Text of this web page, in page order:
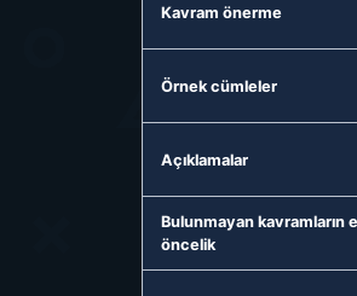
Kavram önerme
Örnek cümleler
Açıklamalar
Bulunmayan kavramların
öncelik